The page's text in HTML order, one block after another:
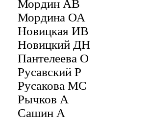
Мордин АВ
Мордина ОА
Новицкая ИВ
Новицкий ДН
Пантелеева О
Русавский Р
Русакова МС
Рычков А
Сашин А